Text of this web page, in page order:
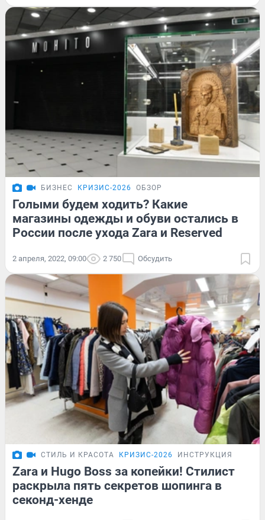
БИЗНЕС КРИЗИС-2026 ОБЗОР
Голыми будем ходить? Какие
магазины одежды и обуви остались в
России после ухода Zara и Reserved
2 апреля, 2022, 09:00 2 750 Обсудить
СТИЛЬ И КРАСОТА КРИЗИС-2026 ИНСТРУКЦИЯ
Zara и Hugo Boss за копейки! Стилист
раскрыла пять секретов шопинга в
секонд-хенде